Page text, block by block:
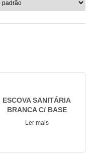
ESCOVA SANITÁRIA
BRANCA C/ BASE
Ler mais